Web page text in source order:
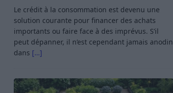
Le crédit à la consommation est devenu une
solution courante pour financer des achats
importants ou faire face à des imprévus. S’il
peut dépanner, il n’est cependant jamais anodin
dans […]